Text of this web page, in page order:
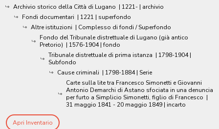
Archivio storico della Città di Lugano | 1221- | archivio
Fondi documentari | 1221 | superfondo
Altre istituzioni | Complesso di fondi / Superfondo
Fondo del Tribunale distrettuale di Lugano (già antico
Pretorio) | 1576-1904 | fondo
Tribunale distrettuale di prima istanza | 1798-1904 |
Subfondo
Cause criminali | 1798-1884 | Serie
Carte sulla lite tra Francesco Simonetti e Giovanni
Antonio Demarchi di Astano sfociata in una denuncia
per furto a Simplicio Simonetti, figlio di Francesco |
31 maggio 1841 - 20 maggio 1849 | incarto
Apri Inventario